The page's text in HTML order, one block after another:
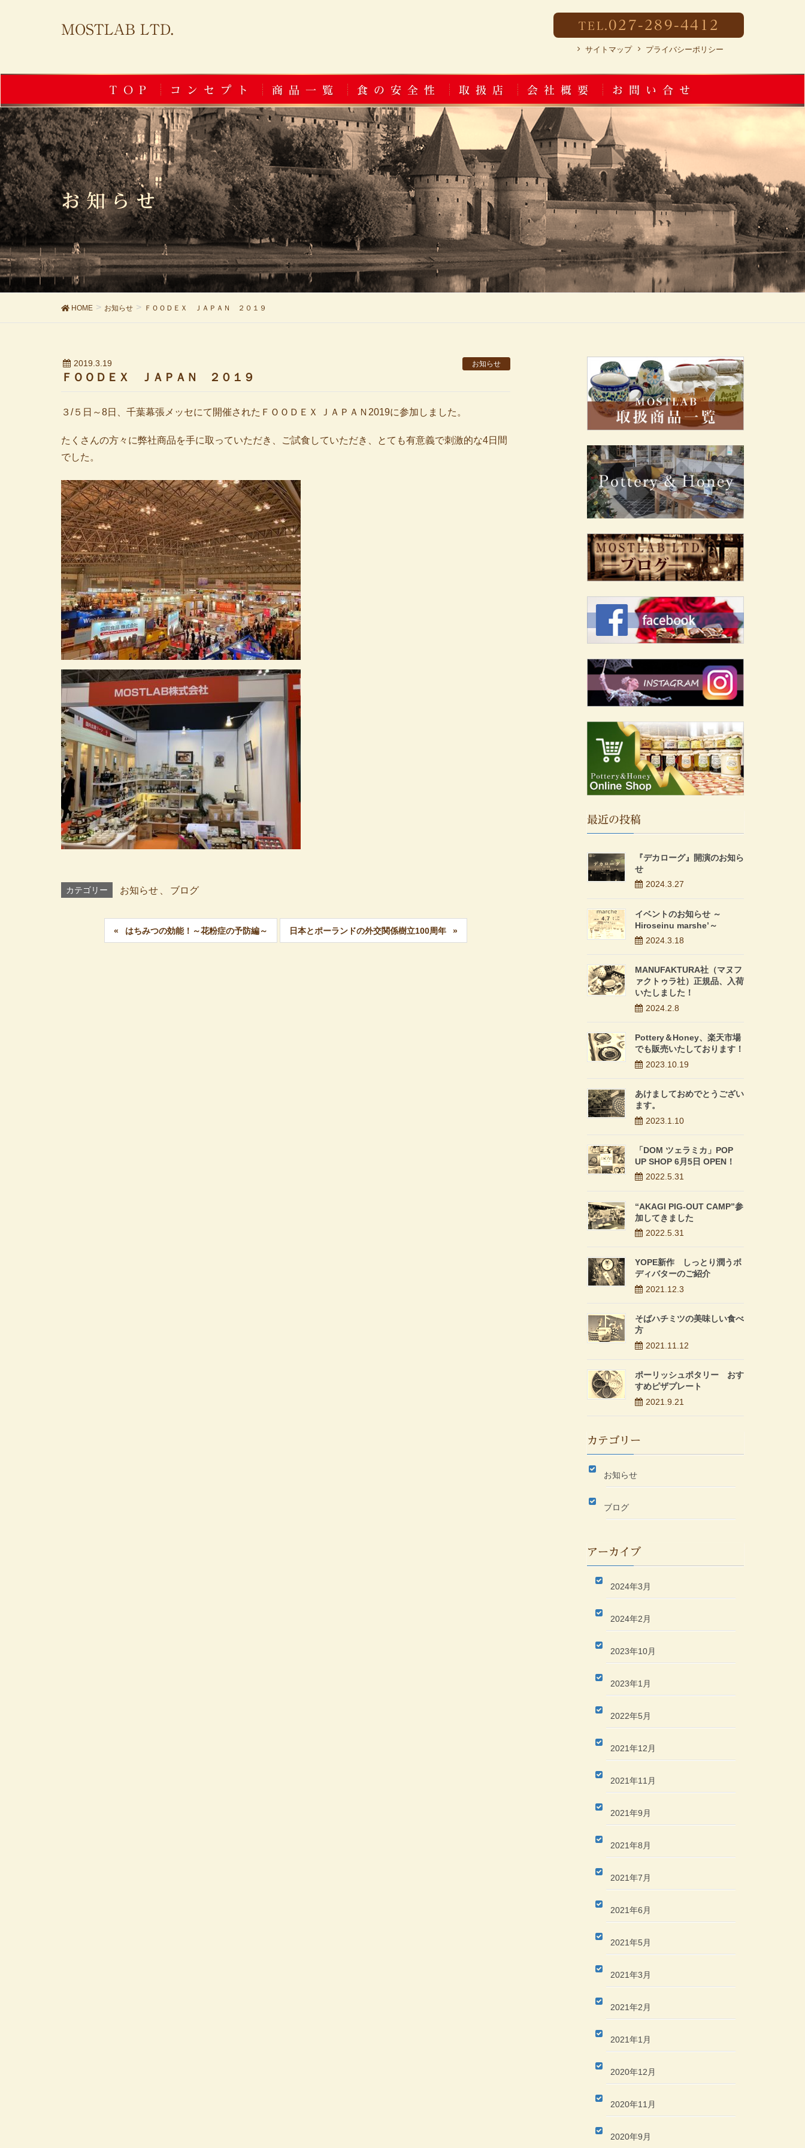
MOSTLAB LTD. TEL. 027-289-4412
サイトマップ プライバシーポリシー
TOP コンセプト 商品一覧 食の安全性 取扱店 会社概要 お問い合せ
お知らせ
HOME お知らせ ＦＯＯＤＥＸ ＪＡＰＡＮ ２０１９
2019.3.19 お知らせ
ＦＯＯＤＥＸ ＪＡＰＡＮ ２０１９
３/５日～8日、千葉幕張メッセにて開催されたＦＯＯＤＥＸ ＪＡＰＡＮ2019に参加しました。
たくさんの方々に弊社商品を手に取っていただき、ご試食していただき、とても有意義で刺激的な4日間
でした。
カテゴリー お知らせ ブログ
はちみつの効能！～花粉症の予防編～ 日本とポーランドの外交関係樹立100周年
最近の投稿
『デカローグ』開演のお知ら
せ
2024.3.27
イベントのお知らせ ～
Hiroseinu marshe’～
2024.3.18
MANUFAKTURA社（マヌフ
ァクトゥラ社）正規品、入荷
いたしました！
2024.2.8
Pottery＆Honey、楽天市場
でも販売いたしております！
2023.10.19
あけましておめでとうござい
ます。
2023.1.10
「DOM ツェラミカ」POP
UP SHOP 6月5日 OPEN！
2022.5.31
“AKAGI PIG-OUT CAMP”参
加してきました
2022.5.31
YOPE新作 しっとり潤うボ
ディバターのご紹介
2021.12.3
そばハチミツの美味しい食べ
方
2021.11.12
ポーリッシュポタリー おす
すめピザプレート
2021.9.21
カテゴリー
お知らせ
ブログ
アーカイブ
2024年3月
2024年2月
2023年10月
2023年1月
2022年5月
2021年12月
2021年11月
2021年9月
2021年8月
2021年7月
2021年6月
2021年5月
2021年3月
2021年2月
2021年1月
2020年12月
2020年11月
2020年9月